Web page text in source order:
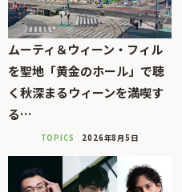
ムーティ＆ウィーン・フィル
を聖地「黄金のホール」で聴
く秋深まるウィーンを満喫す
る…
TOPICS 2026年8月5日